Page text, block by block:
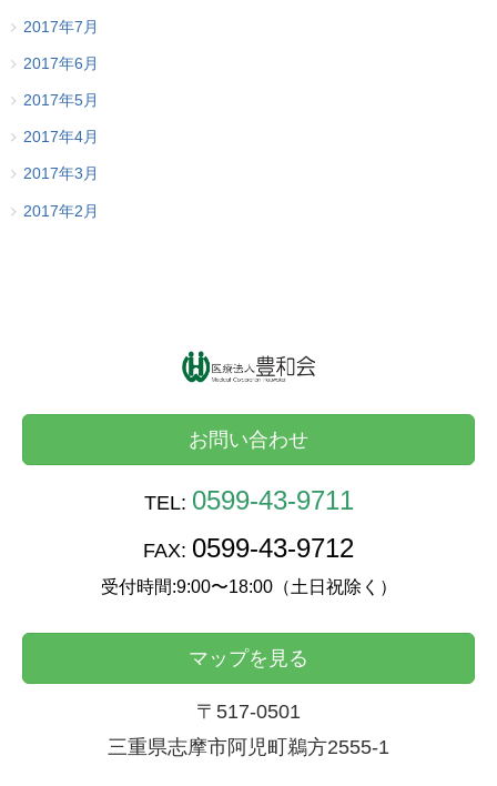
2017年7月
2017年6月
2017年5月
2017年4月
2017年3月
2017年2月
お問い合わせ
TEL: 0599-43-9711
FAX: 0599-43-9712
受付時間:9:00〜18:00（土日祝除く）
マップを見る
〒517-0501
三重県志摩市阿児町鵜方2555-1